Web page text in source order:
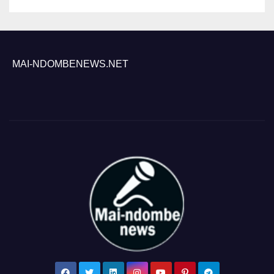
MAI-NDOMBENEWS.NET